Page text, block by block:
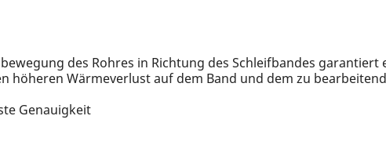
des Rohres in Richtung des Schleifbandes garantiert
höheren Wärmeverlust auf dem Band und dem zu
Genauigkeit